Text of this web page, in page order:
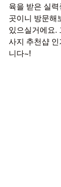
육을 받은 실
곳이니 방문해
있으실거에요.
사지 추천샵 인
니다~!